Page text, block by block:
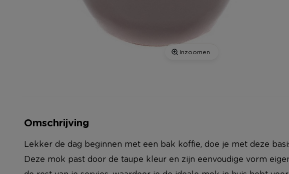
Inzoomen
Omschrijving
Lekker de dag beginnen met een bak koffie, doe je met deze
Deze mok past door de taupe kleur en zijn eenvoudige vorm